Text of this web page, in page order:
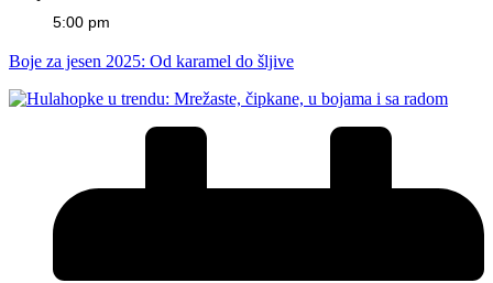
5:00 pm
Boje za jesen 2025: Od karamel do šljive